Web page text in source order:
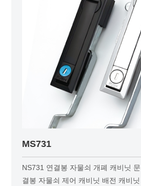
MS731
NS731 연결봉 자물쇠 개폐 캐비닛
결봉 자물쇠 제어 캐비닛 배전 캐비